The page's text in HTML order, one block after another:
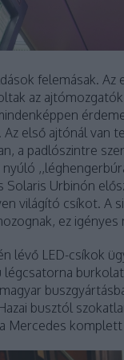
felemásak.
az
első ajtónál van
a padlószintre
Solaris Urbinón
világító csíkot. A
ez igényes
lévő LED-csíkok
légcsatorna
busztól
Mercedes komplett